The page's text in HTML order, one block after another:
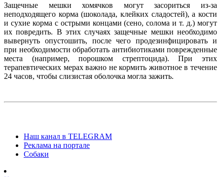
Защечные мешки хомячков могут засориться из-за
неподходящего корма (шоколада, клейких сладостей), а кости
и сухие корма с острыми концами (сено, солома и т. д.) могут
их повредить. В этих случаях защечные мешки необходимо
вывернуть опустошить, после чего продезинфицировать и
при необходимости обработать антибиотиками поврежденные
места (например, порошком стрептоцида). При этих
терапевтических мерах важно не кормить животное в течение
24 часов, чтобы слизистая оболочка могла зажить.
Наш канал в TELEGRAM
Реклама на портале
Собаки